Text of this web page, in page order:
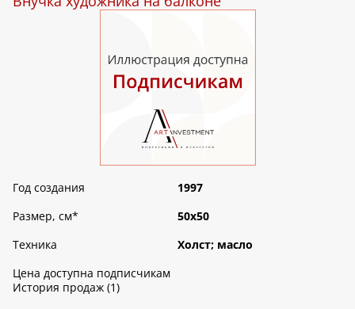
Год создания
1997
Размер, см*
50х50
Техника
Холст; масло
Цена доступна подписчикам
История продаж (1)